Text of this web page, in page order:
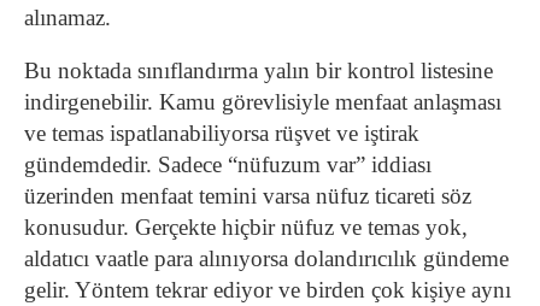
alınamaz.
Bu noktada sınıflandırma yalın bir kontrol listesine
indirgenebilir. Kamu görevlisiyle menfaat anlaşması
ve temas ispatlanabiliyorsa rüşvet ve iştirak
gündemdedir. Sadece “nüfuzum var” iddiası
üzerinden menfaat temini varsa nüfuz ticareti söz
konusudur. Gerçekte hiçbir nüfuz ve temas yok,
aldatıcı vaatle para alınıyorsa dolandırıcılık gündeme
gelir. Yöntem tekrar ediyor ve birden çok kişiye aynı